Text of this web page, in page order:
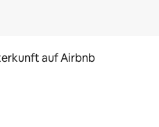
auf Airbnb